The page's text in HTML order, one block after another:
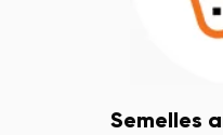
Semelles